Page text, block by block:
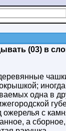
(03) в
одна в
ожерелья с
а